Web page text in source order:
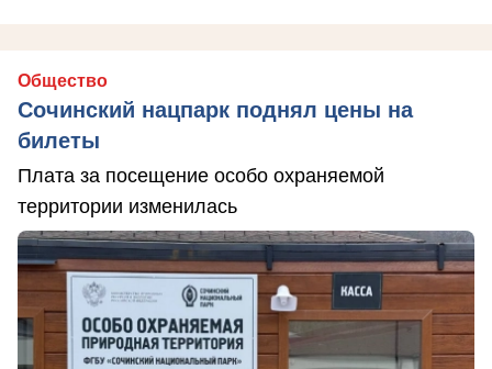
Общество
Сочинский нацпарк поднял цены на
билеты
Плата за посещение особо охраняемой
территории изменилась